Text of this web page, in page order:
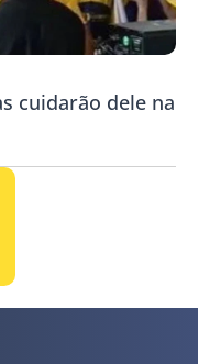
cuidarão dele na